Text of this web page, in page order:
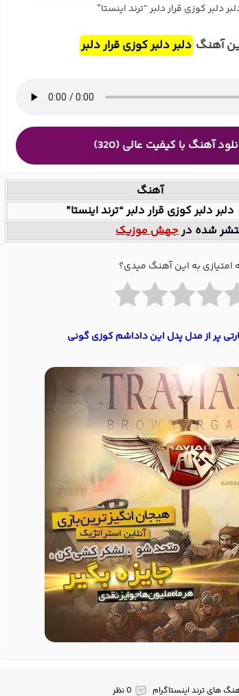
دلبر کوزی قرار دلبر “ترند اینستا”
آهنگ دلبر دلبر کوزی قرار دلبر
آهنگ با کیفیت عالی (320)
آهنگ
دلبر دلبر کوزی قرار دلبر “ترند اینستا”
شده درجهش موزیک
امتیازی به این آهنگ میدی؟
پر از مدل پدل این داداشم کوزی گونی
های ترند اینستاگرام 0 نظر